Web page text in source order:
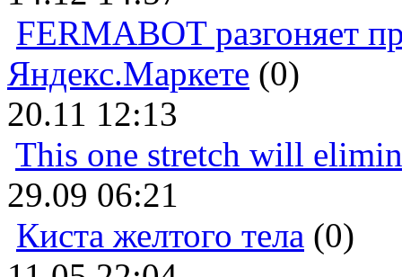
FERMABOT разгоняет
Яндекс.Маркете (0)
20.11 12:13
This one stretch will
29.09 06:21
Киста желтого тела (0)